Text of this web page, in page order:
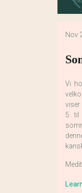
Nov
Vi
viser
5. til